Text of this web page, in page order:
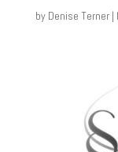
by Denise Terner|